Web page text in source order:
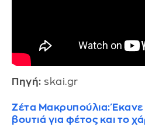
Πηγή: skai.gr
Ζέτα Μακρυπούλια:
βουτιά για φέτος και το